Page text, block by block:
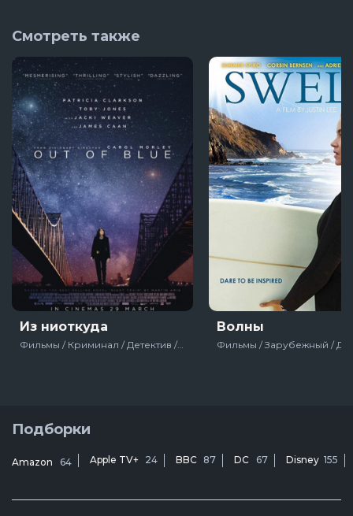
Смотреть также
Из ниоткуда
Фильмы / Криминал / Детектив / Зарубежный / Драма / С неожиданным концом / США / Великобритания / 2018
Волны
Подборки
Amazon 64 Apple TV+ 24 BBC 87 DC 67 Disney 155